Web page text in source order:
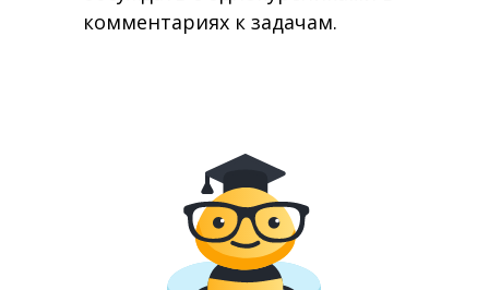
комментариях к задачам.